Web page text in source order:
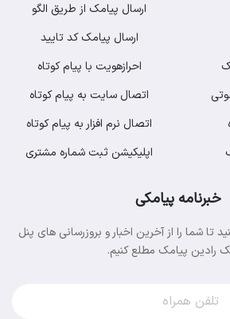
ارسال پیامک از طریق الگو
ارسال پیامک کد تایید
احرازهویت با پیام کوتاه
اتصال سایت به پیام کوتاه
اتصال نرم افزار به پیام کوتاه
اپلیکیشن ثبت شماره مشتری
خبرنامه پیامکی
تا شما را از آخرین اخبار و بروزرسانی های پنل
رادین پیامک مطلع کنیم.